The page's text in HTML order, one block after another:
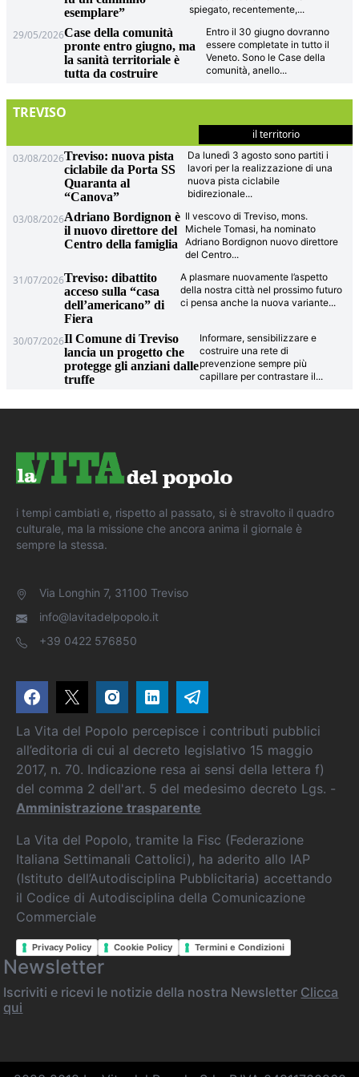
esemplare”
spiegato, recentemente,...
29/05/2026Case della comunità
pronte entro giugno, ma
la sanità territoriale è
tutta da costruire
Entro il 30 giugno dovranno
essere completate in tutto il
Veneto. Sono le Case della
comunità, anello...
TREVISO
il territorio
03/08/2026Treviso: nuova pista
ciclabile da Porta SS
Quaranta al
“Canova”
Da lunedì 3 agosto sono partiti i
lavori per la realizzazione di una
nuova pista ciclabile
bidirezionale...
03/08/2026Adriano Bordignon è
il nuovo direttore del
Centro della famiglia
Il vescovo di Treviso, mons.
Michele Tomasi, ha nominato
Adriano Bordignon nuovo direttore
del Centro...
31/07/2026Treviso: dibattito
acceso sulla “casa
dell’americano” di
Fiera
A plasmare nuovamente l’aspetto
della nostra città nel prossimo futuro
ci pensa anche la nuova variante...
30/07/2026Il Comune di Treviso
lancia un progetto che
protegge gli anziani dalle
truffe
Informare, sensibilizzare e
costruire una rete di
prevenzione sempre più
capillare per contrastare il...
i tempi cambiati e, rispetto al passato, si è stravolto il quadro
culturale, ma la missione che ancora anima il giornale è
sempre la stessa.
Via Longhin 7, 31100 Treviso
info@lavitadelpopolo.it
+39 0422 576850
La Vita del Popolo percepisce i contributi pubblici
all’editoria di cui al decreto legislativo 15 maggio
2017, n. 70. Indicazione resa ai sensi della lettera f)
del comma 2 dell'art. 5 del medesimo decreto Lgs. -
Amministrazione trasparente
La Vita del Popolo, tramite la Fisc (Federazione
Italiana Settimanali Cattolici), ha aderito allo IAP
(Istituto dell’Autodisciplina Pubblicitaria) accettando
il Codice di Autodisciplina della Comunicazione
Commerciale
Privacy Policy Cookie Policy Termini e Condizioni
Newsletter
Iscriviti e ricevi le notizie della nostra Newsletter Clicca
qui